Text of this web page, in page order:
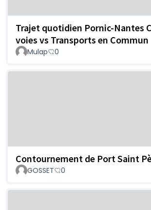
Trajet quotidien Pornic-Nantes
voies vs Transports en Commun
Mulap 0
Contournement de Port Saint
GOSSET 0